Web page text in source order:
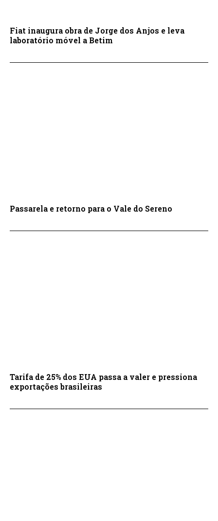
Fiat inaugura obra de Jorge dos Anjos e leva
laboratório móvel a Betim
Passarela e retorno para o Vale do Sereno
Tarifa de 25% dos EUA passa a valer e pressiona
exportações brasileiras